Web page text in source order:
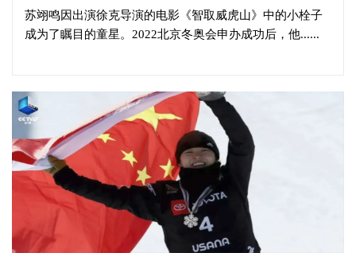
苏翊鸣因出演徐克导演的电影《智取威虎山》中的小栓子
成为了瞩目的童星。2022北京冬奥会申办成功后，他......